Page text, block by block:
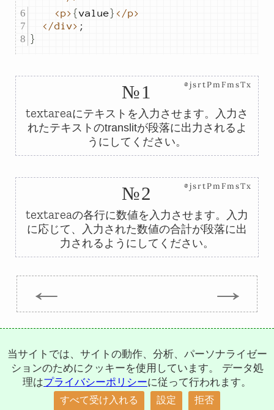
<p> {value} </p>
</div> ;
}
№1 ⊗jsrtPmFmsTx
textareaにテキストを入力させます。入力さ
れたテキストのtranslitが段落に出力されるよ
うにしてください。
№2 ⊗jsrtPmFmsTx
textareaの各行に数値を入力させます。入力
に応じて、入力された数値の合計が段落に出
力されるようにしてください。
← →
t.me/trepachev_dmitry
プライバシーポリシー クッキーを設定
当サイトでは、サイトの動作、分析、パーソナライゼー
ションのためにクッキーを使用しています。 データ処
理はプライバシーポリシーに従って行われます。
すべて受け入れる 設定 拒否